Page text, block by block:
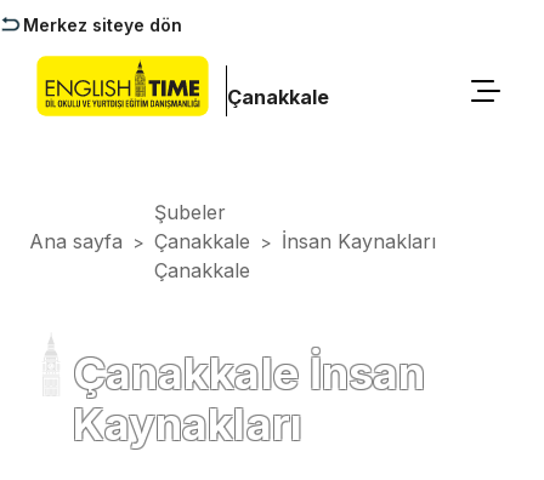
Merkez siteye dön
Çanakkale
Ana sayfa >
Şubeler
Çanakkale
Çanakkale
> İnsan Kaynakları
Çanakkale İnsan
Kaynakları